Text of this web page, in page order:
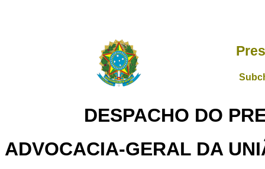
DESPACHO DO
ADVOCACIA-GERAL DA